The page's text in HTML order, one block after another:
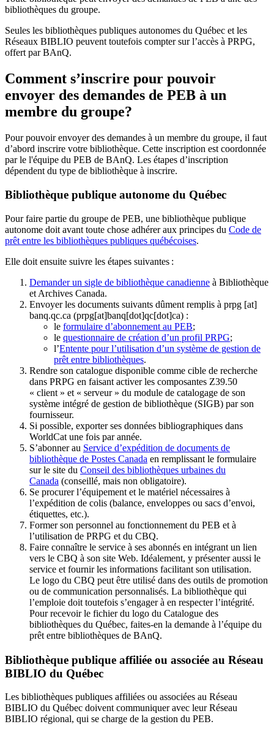
bibliothèques du groupe.
Seules les bibliothèques publiques autonomes du Québec et les
Réseaux BIBLIO peuvent toutefois compter sur l’accès à PRPG,
offert par BAnQ.
Comment s’inscrire pour pouvoir
envoyer des demandes de PEB à un
membre du groupe?
Pour pouvoir envoyer des demandes à un membre du groupe, il faut
d’abord inscrire votre bibliothèque. Cette inscription est coordonnée
par le l'équipe du PEB de BAnQ. Les étapes d’inscription
dépendent du type de bibliothèque à inscrire.
Bibliothèque publique autonome du Québec
Pour faire partie du groupe de PEB, une bibliothèque publique
autonome doit avant toute chose adhérer aux principes du Code de
prêt entre les bibliothèques publiques québécoises.
Elle doit ensuite suivre les étapes suivantes :
Demander un sigle de bibliothèque canadienne à Bibliothèque
et Archives Canada.
Envoyer les documents suivants dûment remplis à prpg [at]
banq.qc.ca (prpg[at]banq[dot]qc[dot]ca) :
le formulaire d’abonnement au PEB;
le questionnaire de création d’un profil PRPG;
l’Entente pour l’utilisation d’un système de gestion de
prêt entre bibliothèques.
Rendre son catalogue disponible comme cible de recherche
dans PRPG en faisant activer les composantes Z39.50
« client » et « serveur » du module de catalogage de son
système intégré de gestion de bibliothèque (SIGB) par son
fournisseur.
Si possible, exporter ses données bibliographiques dans
WorldCat une fois par année.
S’abonner au Service d’expédition de documents de
bibliothèque de Postes Canada en remplissant le formulaire
sur le site du Conseil des bibliothèques urbaines du
Canada (conseillé, mais non obligatoire).
Se procurer l’équipement et le matériel nécessaires à
l’expédition de colis (balance, enveloppes ou sacs d’envoi,
étiquettes, etc.).
Former son personnel au fonctionnement du PEB et à
l’utilisation de PRPG et du CBQ.
Faire connaître le service à ses abonnés en intégrant un lien
vers le CBQ à son site Web. Idéalement, y présenter aussi le
service et fournir les informations facilitant son utilisation.
Le logo du CBQ peut être utilisé dans des outils de promotion
ou de communication personnalisés. La bibliothèque qui
l’emploie doit toutefois s’engager à en respecter l’intégrité.
Pour recevoir le fichier du logo du Catalogue des
bibliothèques du Québec, faites-en la demande à l’équipe du
prêt entre bibliothèques de BAnQ.
Bibliothèque publique affiliée ou associée au Réseau
BIBLIO du Québec
Les bibliothèques publiques affiliées ou associées au Réseau
BIBLIO du Québec doivent communiquer avec leur Réseau
BIBLIO régional, qui se charge de la gestion du PEB.